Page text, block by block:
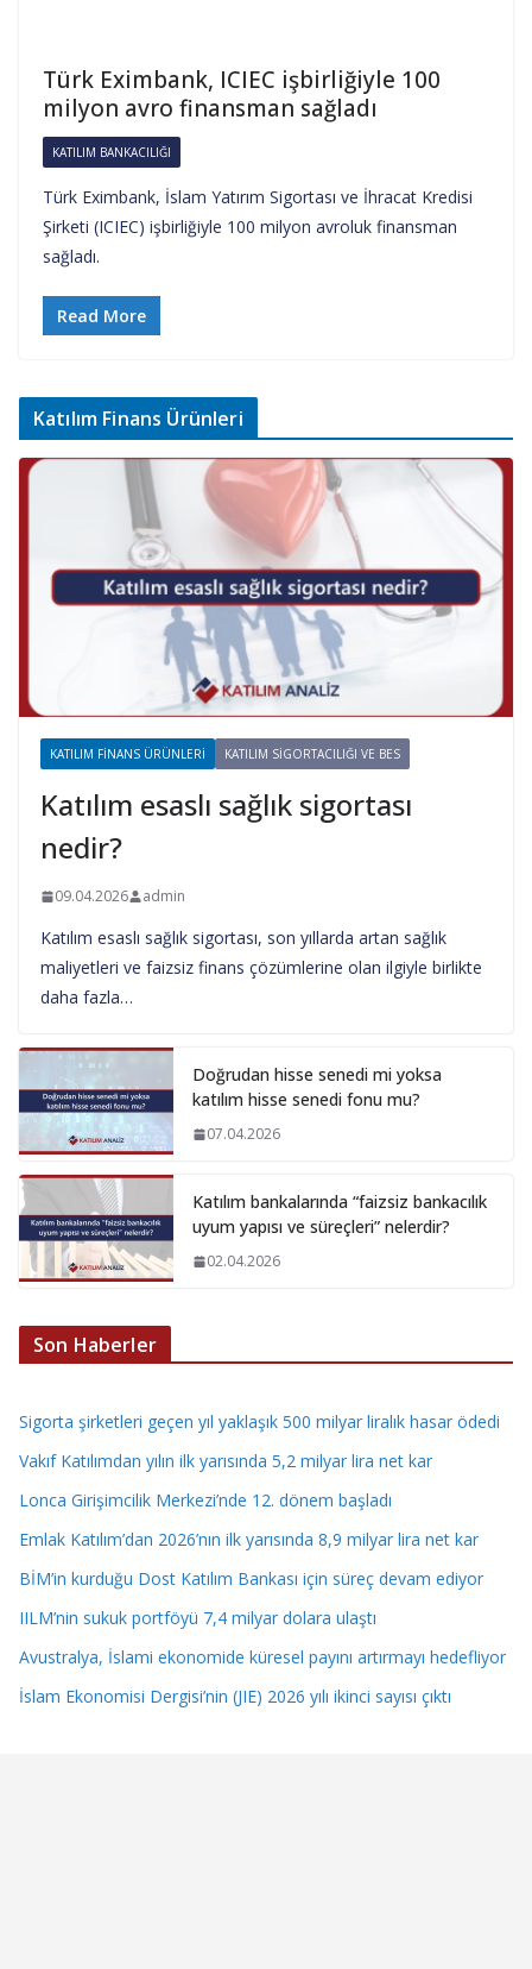
Türk Eximbank, ICIEC işbirliğiyle 100
milyon avro finansman sağladı
KATILIM BANKACILIĞI
Türk Eximbank, İslam Yatırım Sigortası ve İhracat Kredisi
Şirketi (ICIEC) işbirliğiyle 100 milyon avroluk finansman
sağladı.
Read More
Katılım Finans Ürünleri
KATILIM FINANS ÜRÜNLERI KATILIM SIGORTACILIĞI VE BES
Katılım esaslı sağlık sigortası
nedir?
09.04.2026 admin
Katılım esaslı sağlık sigortası, son yıllarda artan sağlık
maliyetleri ve faizsiz finans çözümlerine olan ilgiyle birlikte
daha fazla…
Doğrudan hisse senedi mi yoksa
katılım hisse senedi fonu mu?
07.04.2026
Katılım bankalarında “faizsiz bankacılık
uyum yapısı ve süreçleri” nelerdir?
02.04.2026
Son Haberler
Sigorta şirketleri geçen yıl yaklaşık 500 milyar liralık hasar ödedi
Vakıf Katılımdan yılın ilk yarısında 5,2 milyar lira net kar
Lonca Girişimcilik Merkezi’nde 12. dönem başladı
Emlak Katılım’dan 2026’nın ilk yarısında 8,9 milyar lira net kar
BİM’in kurduğu Dost Katılım Bankası için süreç devam ediyor
IILM’nin sukuk portföyü 7,4 milyar dolara ulaştı
Avustralya, İslami ekonomide küresel payını artırmayı hedefliyor
İslam Ekonomisi Dergisi’nin (JIE) 2026 yılı ikinci sayısı çıktı